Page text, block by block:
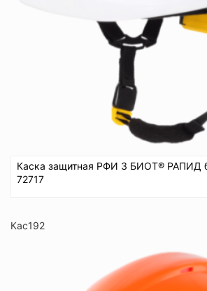
Каска защитная РФИ 3 БИОТ® РАПИД
72717
Кас192